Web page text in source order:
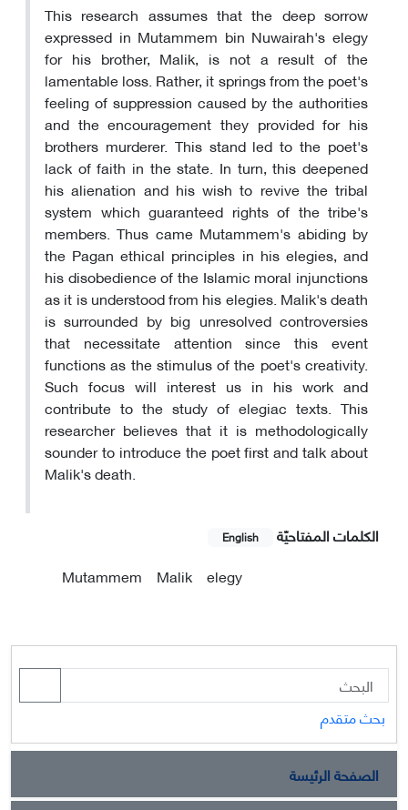
This research assumes that the deep sorrow
expressed in Mutammem bin Nuwairah's elegy
for his brother, Malik, is not a result of the
lamentable loss. Rather, it springs from the poet's
feeling of suppression caused by the authorities
and the encouragement they provided for his
brothers murderer. This stand led to the poet's
lack of faith in the state. In turn, this deepened
his alienation and his wish to revive the tribal
system which guaranteed rights of the tribe's
members. Thus came Mutammem's abiding by
the Pagan ethical principles in his elegies, and
his disobedience of the Islamic moral injunctions
as it is understood from his elegies. Malik's death
is surrounded by big unresolved controversies
that necessitate attention since this event
functions as the stimulus of the poet's creativity.
Such focus will interest us in his work and
contribute to the study of elegiac texts. This
researcher believes that it is methodologically
sounder to introduce the poet first and talk about
Malik's death.
الکلمات المفتاحيّة English
Mutammem Malik elegy
بحث متقدم
الصفحة الرئيسة